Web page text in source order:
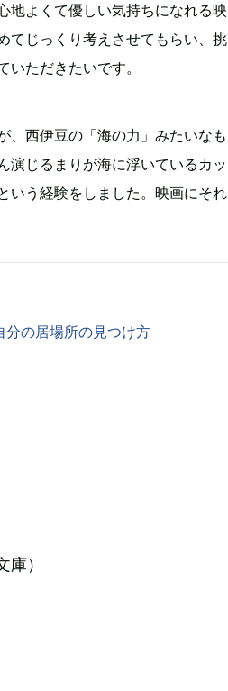
地よくて優しい気持ちになれる映
てじっくり考えさせてもらい、挑
ただきたいです。
、西伊豆の「海の力」みたいなも
演じるまりが海に浮いているカッ
いう経験をしました。映画にそれ
分の居場所の見つけ方
）